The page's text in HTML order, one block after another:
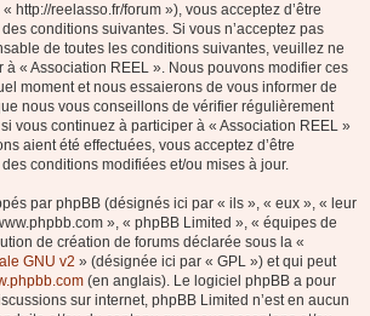
http://reelasso.fr/forum »), vous acceptez d’être
conditions suivantes. Si vous n’acceptez pas
de toutes les conditions suivantes, veuillez ne
à « Association REEL ». Nous pouvons modifier ces
moment et nous essaierons de vous informer de
nous vous conseillons de vérifier régulièrement
vous continuez à participer à « Association REEL »
aient été effectuées, vous acceptez d’être
conditions modifiées et/ou mises à jour.
par phpBB (désignés ici par « ils », « eux », « leur
», « phpBB Limited », « équipes de
de création de forums déclarée sous la «
GNU v2 » (désignée ici par « GPL ») et qui peut
(en anglais). Le logiciel phpBB a pour
sur internet, phpBB Limited n’est en aucun